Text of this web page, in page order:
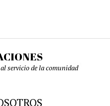
servicio de la comunidad